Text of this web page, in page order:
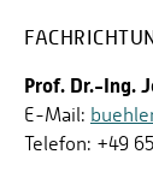
Prof. Dr.-Ing.
E-Mail:
Telefon: +49